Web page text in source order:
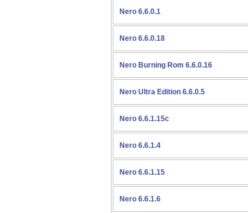
Nero 6.6.0.1
Nero 6.6.0.18
Nero Burning Rom 6.6.0.16
Nero Ultra Edition 6.6.0.5
Nero 6.6.1.15c
Nero 6.6.1.4
Nero 6.6.1.15
Nero 6.6.1.6